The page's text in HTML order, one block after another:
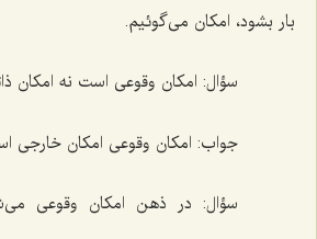
بار بشود، امكان مى‌گوئیم.
سؤال:امكان وقوعى است نه امكان
جواب:امكان وقوعى امكان خارجى
سؤال:در ذهن امكان وقوعى